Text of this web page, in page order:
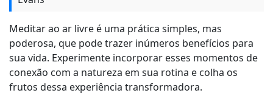
Meditar ao ar livre é uma prática simples, mas
poderosa, que pode trazer inúmeros benefícios para
sua vida. Experimente incorporar esses momentos de
conexão com a natureza em sua rotina e colha os
frutos dessa experiência transformadora.